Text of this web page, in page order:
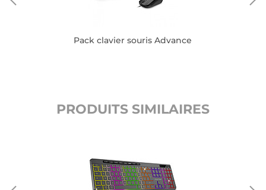
Pack clavier souris Advance
PRODUITS SIMILAIRES